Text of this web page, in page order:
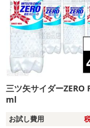
三ツ矢サイダーZERO
ml
お試し費用